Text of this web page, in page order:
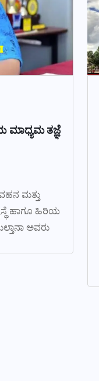
ಮಾಧ್ಯಮ ತಜ್ಞೆ
ಮತ್ತು
ಹಾಗೂ ಹಿರಿಯ
ಅವರು